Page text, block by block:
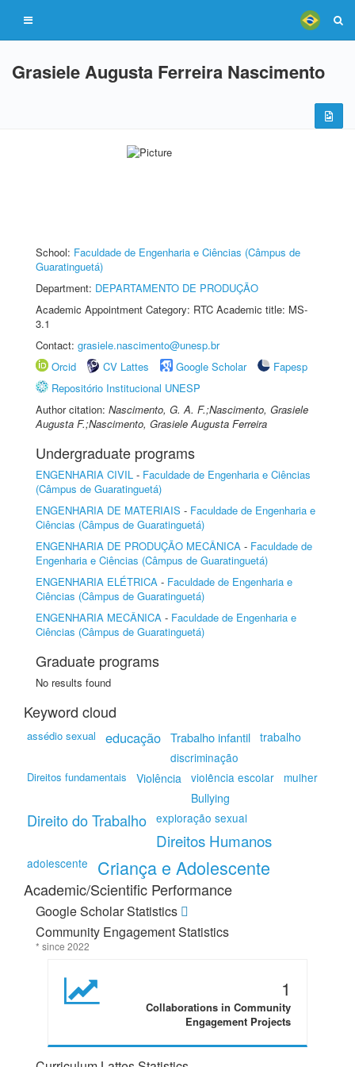
Grasiele Augusta Ferreira Nascimento
School: Faculdade de Engenharia e Ciências (Câmpus de
Guaratinguetá)
Department: DEPARTAMENTO DE PRODUÇÃO
Academic Appointment Category: RTC Academic title: MS-
3.1
Contact: grasiele.nascimento@unesp.br
Orcid
CV Lattes Google Scholar
Fapesp
Repositório Institucional UNESP
Author citation: Nascimento, G. A. F.;Nascimento, Grasiele
Augusta F.;Nascimento, Grasiele Augusta Ferreira
Undergraduate programs
ENGENHARIA CIVIL - Faculdade de Engenharia e Ciências
(Câmpus de Guaratinguetá)
ENGENHARIA DE MATERIAIS - Faculdade de Engenharia e
Ciências (Câmpus de Guaratinguetá)
ENGENHARIA DE PRODUÇÃO MECÂNICA - Faculdade de
Engenharia e Ciências (Câmpus de Guaratinguetá)
ENGENHARIA ELÉTRICA - Faculdade de Engenharia e
Ciências (Câmpus de Guaratinguetá)
ENGENHARIA MECÂNICA - Faculdade de Engenharia e
Ciências (Câmpus de Guaratinguetá)
Graduate programs
No results found
Keyword cloud
assédio sexual educação Trabalho infantil trabalho
discriminação
Direitos fundamentais Violência violência escolar
mulher
Bullying
Direito do Trabalho exploração sexual
Direitos Humanos
adolescente Criança e Adolescente
Academic/Scientific Performance
Google Scholar Statistics
Community Engagement Statistics
* since 2022
1
Collaborations in Community
Engagement Projects